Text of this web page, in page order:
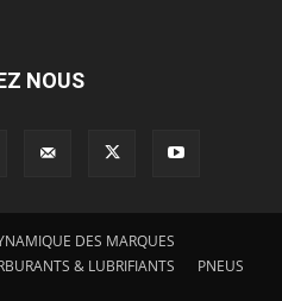
NOUS
DES MARQUES
& LUBRIFIANTS PNEUS